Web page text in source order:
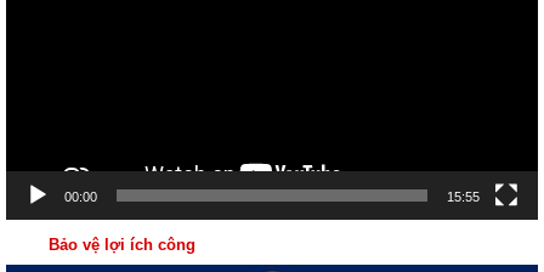
00:00 15:55
Bảo vệ lợi ích công